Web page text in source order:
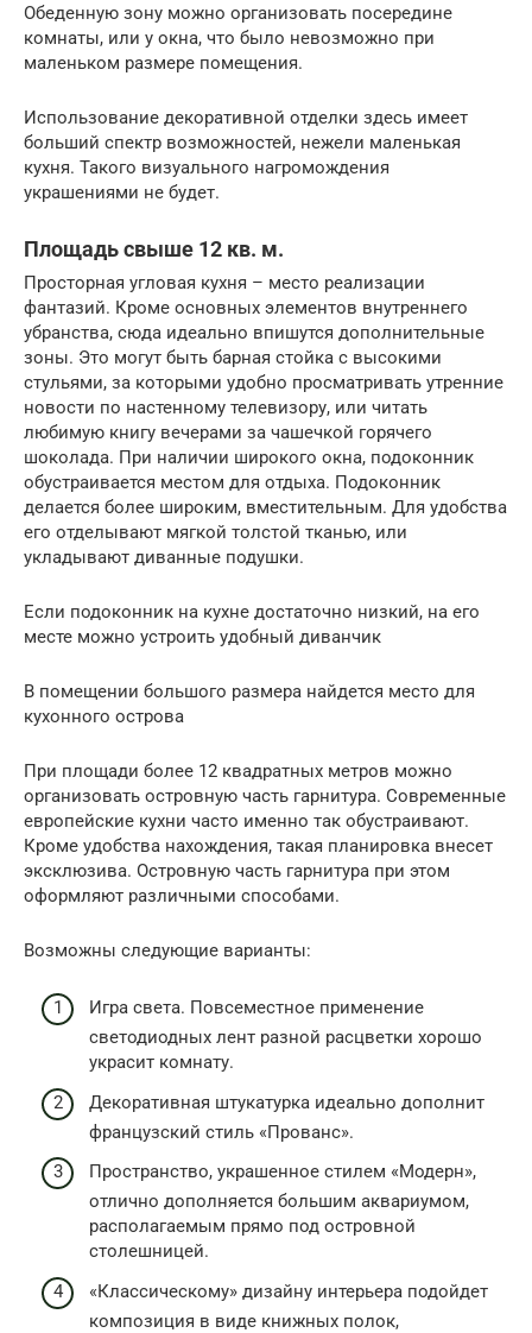
Обеденную зону можно организовать посередине
комнаты, или у окна, что было невозможно при
маленьком размере помещения.
Использование декоративной отделки здесь имеет
больший спектр возможностей, нежели маленькая
кухня. Такого визуального нагромождения
украшениями не будет.
Площадь свыше 12 кв. м.
Просторная угловая кухня – место реализации
фантазий. Кроме основных элементов внутреннего
убранства, сюда идеально впишутся дополнительные
зоны. Это могут быть барная стойка с высокими
стульями, за которыми удобно просматривать утренние
новости по настенному телевизору, или читать
любимую книгу вечерами за чашечкой горячего
шоколада. При наличии широкого окна, подоконник
обустраивается местом для отдыха. Подоконник
делается более широким, вместительным. Для удобства
его отделывают мягкой толстой тканью, или
укладывают диванные подушки.
Если подоконник на кухне достаточно низкий, на его
месте можно устроить удобный диванчик
В помещении большого размера найдется место для
кухонного острова
При площади более 12 квадратных метров можно
организовать островную часть гарнитура. Современные
европейские кухни часто именно так обустраивают.
Кроме удобства нахождения, такая планировка внесет
эксклюзива. Островную часть гарнитура при этом
оформляют различными способами.
Возможны следующие варианты:
Игра света. Повсеместное применение
светодиодных лент разной расцветки хорошо
украсит комнату.
Декоративная штукатурка идеально дополнит
французский стиль «Прованс».
Пространство, украшенное стилем «Модерн»,
отлично дополняется большим аквариумом,
располагаемым прямо под островной
столешницей.
«Классическому» дизайну интерьера подойдет
композиция в виде книжных полок,